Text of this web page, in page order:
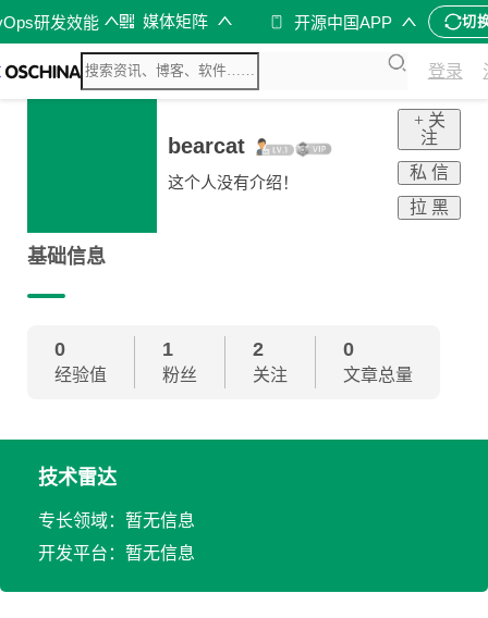
研发效能 媒体矩阵 开源中国APP 切
登录
bearcat
这个人没有介绍！
+ 关
注
私 信
拉 黑
基础信息
0
经验值
1
粉丝
2
关注
0
文章总量
技术雷达
专长领域：暂无信息
开发平台：暂无信息